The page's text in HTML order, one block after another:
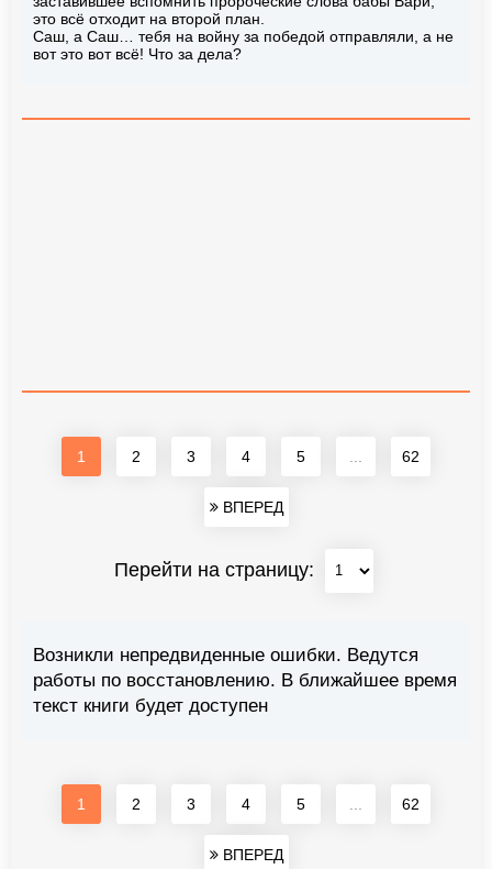
это всё отходит на второй план.
Саш, а Саш… тебя на войну за победой отправляли, а не
вот это вот всё! Что за дела?
1 2 3 4 5 62
ВПЕРЕД
Перейти на страницу:
Возникли непредвиденные ошибки. Ведутся
работы по восстановлению. В ближайшее время
текст книги будет доступен
1 2 3 4 5 62
ВПЕРЕД